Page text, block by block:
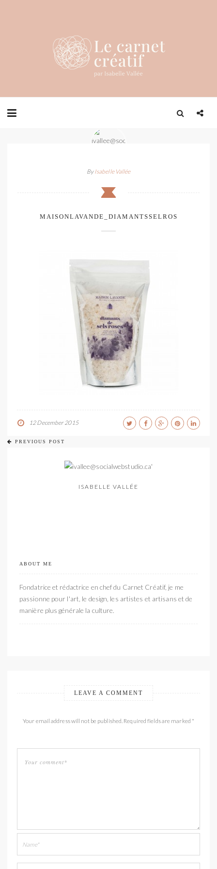
ByIsabelle Vallée
MAISONLAVANDE_DIAMANTSSELROS
12 December 2015
PREVIOUS POST
ISABELLE VALLÉE
ABOUT ME
Fondatrice et rédactrice en chef du Carnet Créatif, je me
passionne pour l'art, le design, les artistes et artisans et de
manière plus générale la culture.
LEAVE A COMMENT
Your email address will not be published. Required fields are marked *